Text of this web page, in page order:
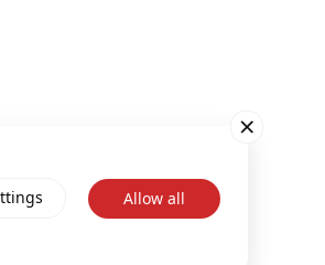
Allow all